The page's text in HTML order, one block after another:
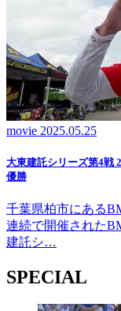
movie 2025.05.25
大東建託シリーズ第4戦
優勝
千葉県柏市にある
連続で開催された
建託シ…
SPECIAL